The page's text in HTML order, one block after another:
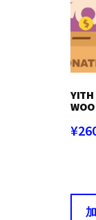
YITH
¥